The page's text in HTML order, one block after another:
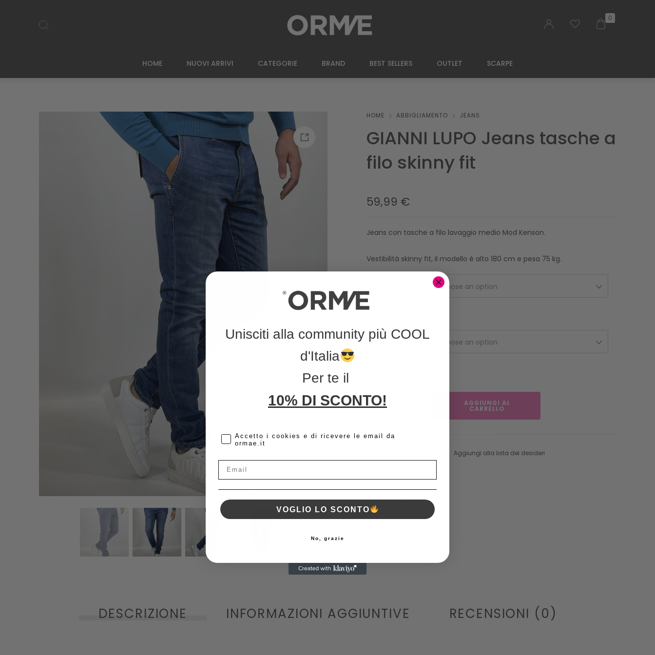
0
HOME NUOVI ARRIVI CATEGORIE BRAND BEST SELLERS OUTLET SCARPE
HOME ABBIGLIAMENTO JEANS
GIANNI LUPO Jeans tasche a
filo skinny fit
59,99 €
Jeans con tasche a filo lavaggio medio Mod Kenson.
Vestibilità skinny fit, il modello è alto 180 cm e pesa 75 kg.
Choose an option
Choose an option
AGGIUNGI AL
CARRELLO
Aggiungi alla lista dei desideri
DESCRIZIONE INFORMAZIONI AGGIUNTIVE RECENSIONI (0)
Unisciti alla community più COOL
d'Italia
Per te il
10% DI SCONTO!
cc
Accetto i cookies e di ricevere le email da
ormae.it
VOGLIO LO SCONTO
No, grazie